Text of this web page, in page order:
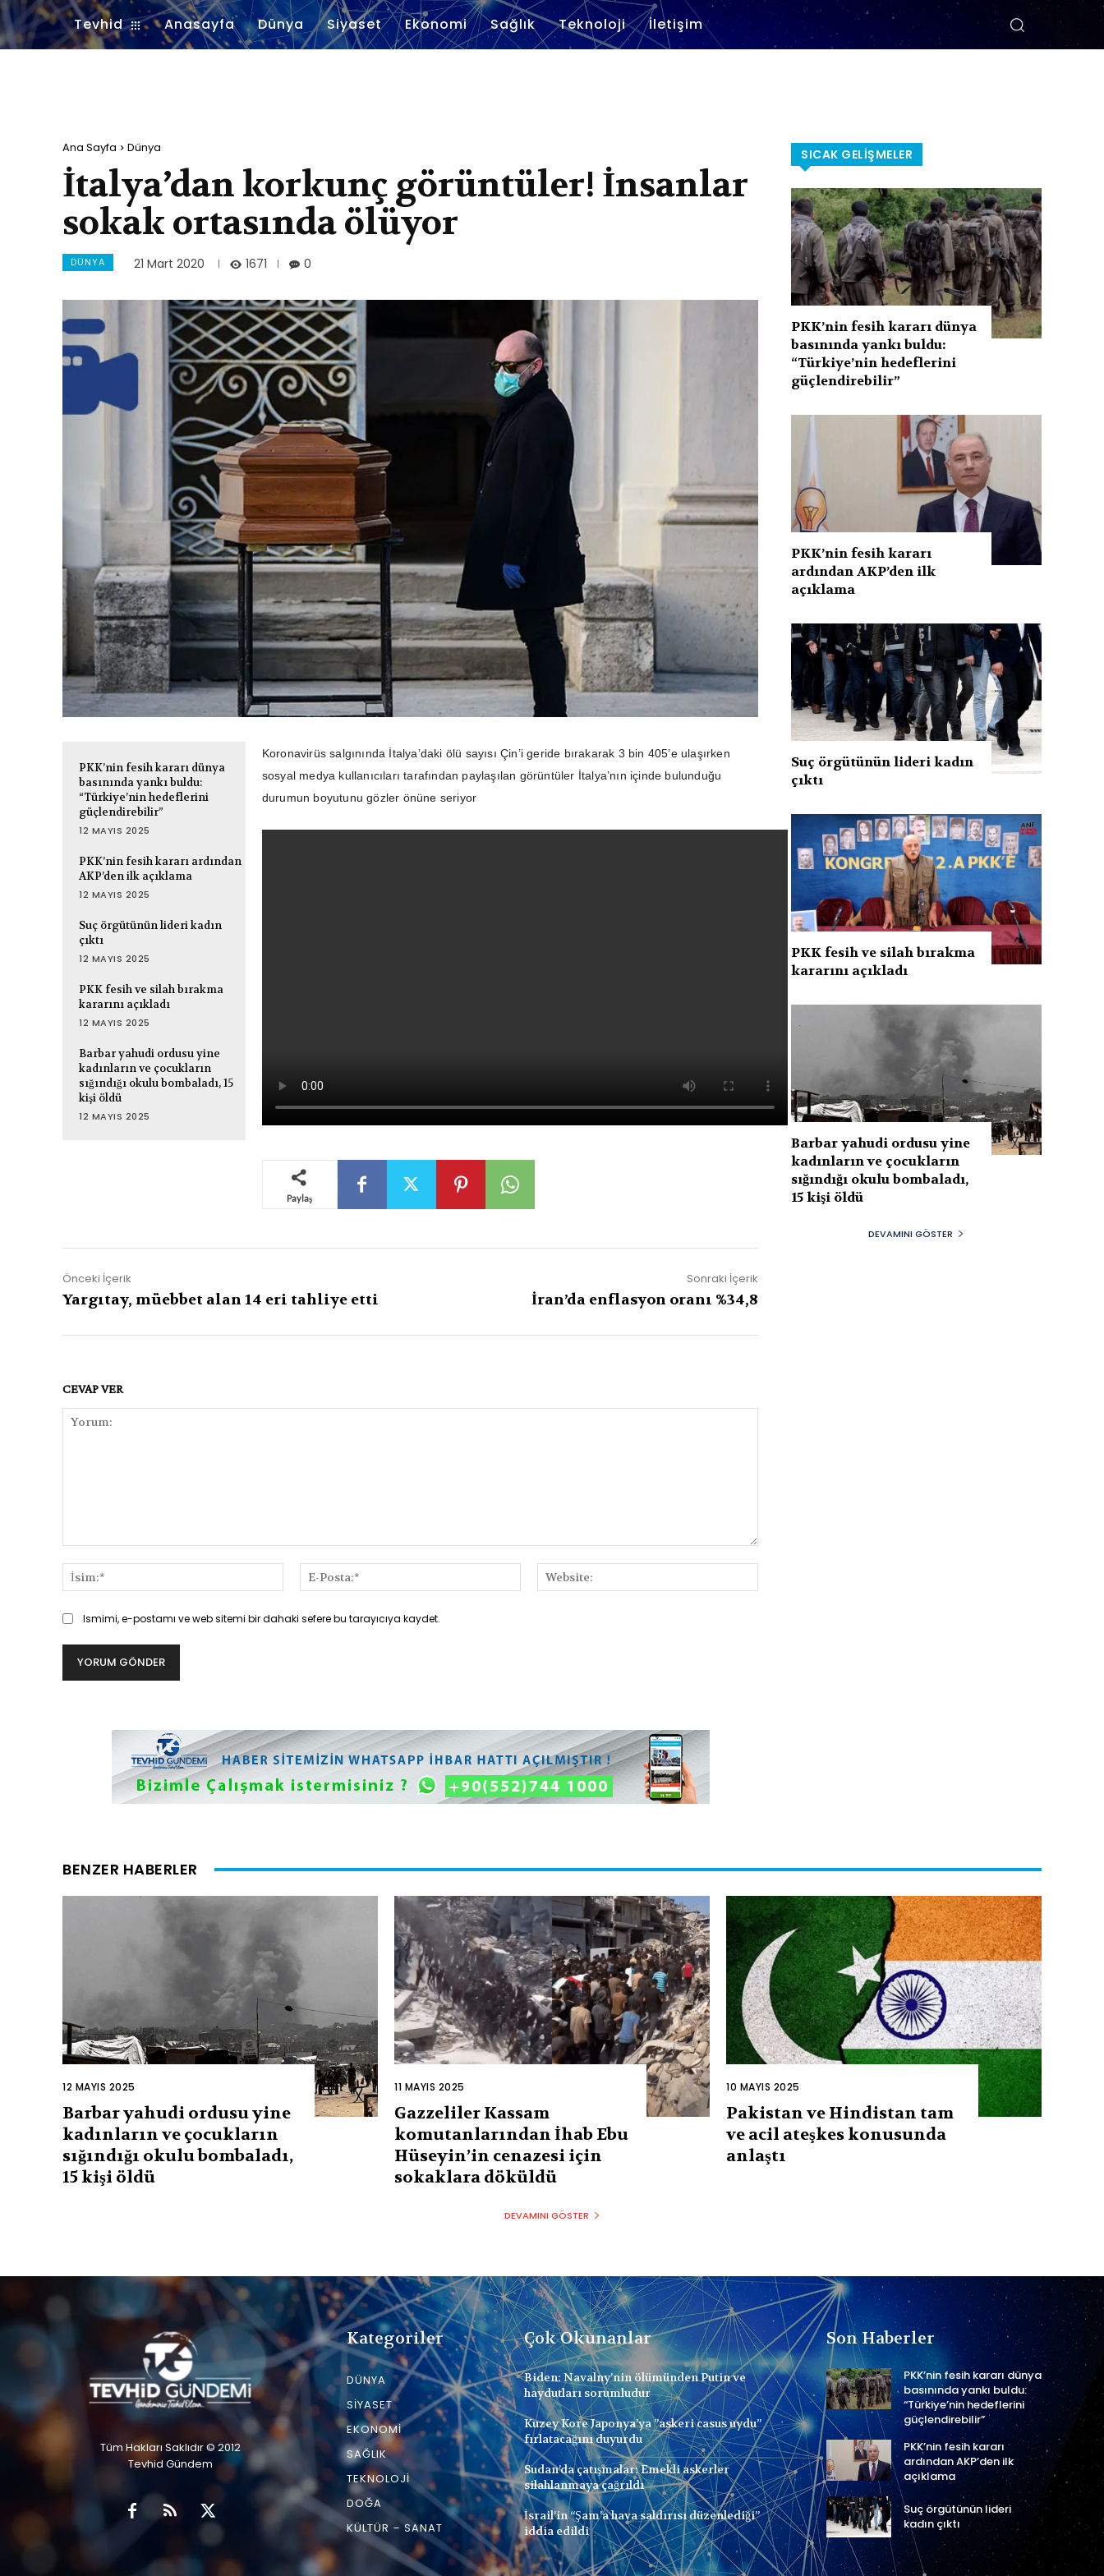
Tevhid Anasayfa Dünya Siyaset Ekonomi Sağlık Teknoloji İletişim
Ana Sayfa Dünya
İtalya’dan korkunç görüntüler! İnsanlar
sokak ortasında ölüyor
DÜNYA 21 Mart 2020 1671 0
PKK’nin fesih kararı dünya
basınında yankı buldu:
“Türkiye’nin hedeflerini
güçlendirebilir”
12 MAYIS 2025
PKK’nin fesih kararı ardından
AKP’den ilk açıklama
12 MAYIS 2025
Suç örgütünün lideri kadın
çıktı
12 MAYIS 2025
PKK fesih ve silah bırakma
kararını açıkladı
12 MAYIS 2025
Barbar yahudi ordusu yine
kadınların ve çocukların
sığındığı okulu bombaladı, 15
kişi öldü
12 MAYIS 2025
Koronavirüs salgınında İtalya’daki ölü sayısı Çin’i geride bırakarak 3 bin 405’e ulaşırken
sosyal medya kullanıcıları tarafından paylaşılan görüntüler İtalya’nın içinde bulunduğu
durumun boyutunu gözler önüne seriyor
Paylaş
Önceki İçerik
Yargıtay, müebbet alan 14 eri tahliye etti
Sonraki İçerik
İran’da enflasyon oranı %34,8
CEVAP VER
İsim:*
Posta:*
Ismimi, e-postamı ve web sitemi bir dahaki sefere bu tarayıcıya kaydet.
SICAK GELIŞMELER
PKK’nin fesih kararı dünya
basınında yankı buldu:
“Türkiye’nin hedeflerini
güçlendirebilir”
PKK’nin fesih kararı
ardından AKP’den ilk
açıklama
Suç örgütünün lideri kadın
çıktı
PKK fesih ve silah bırakma
kararını açıkladı
Barbar yahudi ordusu yine
kadınların ve çocukların
sığındığı okulu bombaladı,
15 kişi öldü
DEVAMINI GÖSTER
BENZER HABERLER
12 MAYIS 2025
Barbar yahudi ordusu yine
kadınların ve çocukların
sığındığı okulu bombaladı,
15 kişi öldü
11 MAYIS 2025
Gazzeliler Kassam
komutanlarından İhab Ebu
Hüseyin’in cenazesi için
sokaklara döküldü
10 MAYIS 2025
Pakistan ve Hindistan tam
ve acil ateşkes konusunda
anlaştı
DEVAMINI GÖSTER
Tüm Hakları Saklıdır © 2012
Tevhid Gündem
Kategoriler
DÜNYA
SIYASET
EKONOMI
SAĞLIK
TEKNOLOJI
DOĞA
KÜLTÜR – SANAT
Çok Okunanlar
Biden: Navalny’nin ölümünden Putin ve
haydutları sorumludur
Kuzey Kore Japonya’ya ”askeri casus uydu”
fırlatacağını duyurdu
Sudan’da çatışmalar: Emekli askerler
silahlanmaya çağrıldı
İsrail’in “Şam’a hava saldırısı düzenlediği”
iddia edildi
Son Haberler
PKK’nin fesih kararı dünya
basınında yankı buldu:
“Türkiye’nin hedeflerini
güçlendirebilir”
PKK’nin fesih kararı
ardından AKP’den ilk
açıklama
Suç örgütünün lideri
kadın çıktı